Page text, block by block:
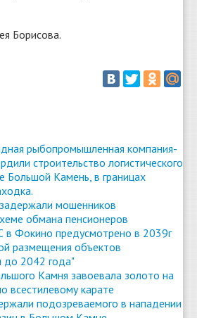
Борисова.
рыбопромышленная компания-
строительство логистического
Большой Камень, в границах
мошенников
обмана пенсионеров
в Фокино предусмотрено в 2039г
размещения объектов
до 2042 года"
Камня завоевала золото на
всестилевому карате
подозреваемого в нападении